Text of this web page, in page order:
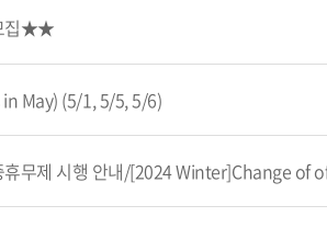
집★★
May) (5/1, 5/5, 5/6)